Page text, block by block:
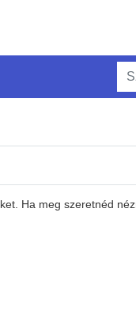
Ha meg szeretnéd